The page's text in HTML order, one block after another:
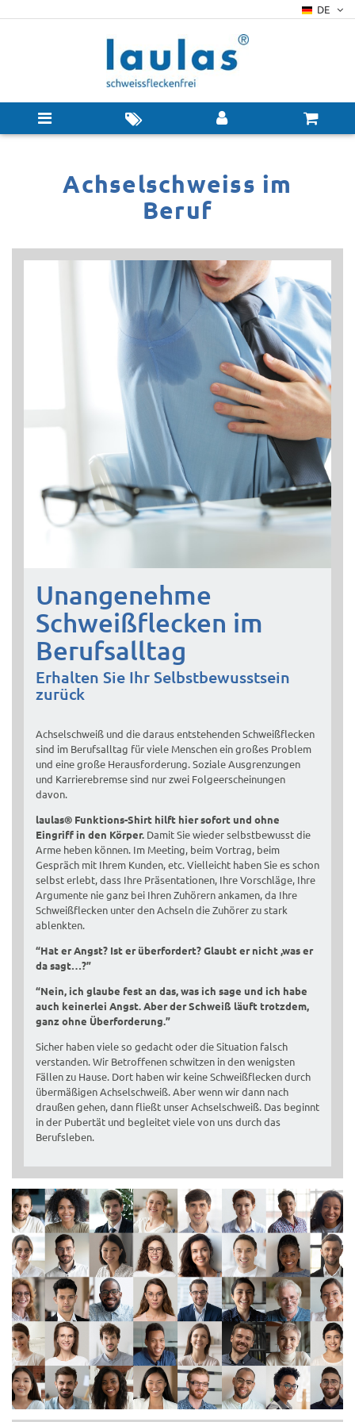
DE
Achselschweiss im
Beruf
Unangenehme
Schweißflecken im
Berufsalltag
Erhalten Sie Ihr Selbstbewusstsein
zurück
Achselschweiß und die daraus entstehenden Schweißflecken
sind im Berufsalltag für viele Menschen ein großes Problem
und eine große Herausforderung. Soziale Ausgrenzungen
und Karrierebremse sind nur zwei Folgeerscheinungen
davon.
laulas® Funktions-Shirt hilft hier sofort und ohne
Eingriff in den Körper. Damit Sie wieder selbstbewusst die
Arme heben können. Im Meeting, beim Vortrag, beim
Gespräch mit Ihrem Kunden, etc. Vielleicht haben Sie es schon
selbst erlebt, dass Ihre Präsentationen, Ihre Vorschläge, Ihre
Argumente nie ganz bei Ihren Zuhörern ankamen, da Ihre
Schweißflecken unter den Achseln die Zuhörer zu stark
ablenkten.
“Hat er Angst? Ist er überfordert? Glaubt er nicht ,was er
da sagt…?”
“Nein, ich glaube fest an das, was ich sage und ich habe
auch keinerlei Angst. Aber der Schweiß läuft trotzdem,
ganz ohne Überforderung.”
Sicher haben viele so gedacht oder die Situation falsch
verstanden. Wir Betroffenen schwitzen in den wenigsten
Fällen zu Hause. Dort haben wir keine Schweißflecken durch
übermäßigen Achselschweiß. Aber wenn wir dann nach
draußen gehen, dann fließt unser Achselschweiß. Das beginnt
in der Pubertät und begleitet viele von uns durch das
Berufsleben.